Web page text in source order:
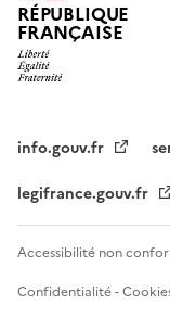
RÉPUBLIQUE
FRANÇAISE
info.gouv.fr
legifrance.gouv.fr
Accessibilité non
Confidentialité -